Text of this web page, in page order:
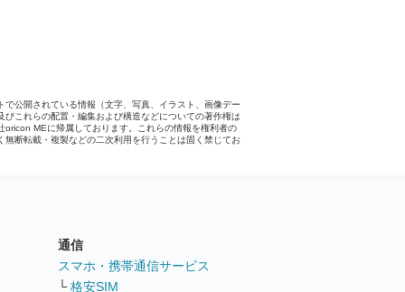
で公開されている情報（文字、写真、イラスト、画像デー
びこれらの配置・編集および構造などについての著作権は
oricon MEに帰属しております。これらの情報を権利者の
無断転載・複製などの二次利用を行うことは固く禁じてお
通信
スマホ・携帯通信サービス
└ 格安SIM